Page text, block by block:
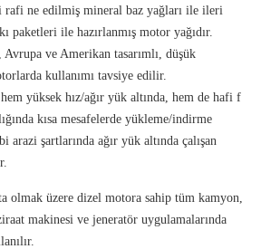
ne edilmiş mineral baz yağları ile ileri
paketleri ile hazırlanmış motor yağıdır.
ve Amerikan tasarımlı, düşük
kullanımı tavsiye edilir.
yüksek hız/ağır yük altında, hem de hafi f
kısa mesafelerde yükleme/indirme
arazi şartlarında ağır yük altında çalışan
olmak üzere dizel motora sahip tüm kamyon,
makinesi ve jeneratör uygulamalarında